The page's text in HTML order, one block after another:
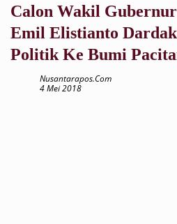
Calon Wakil
Emil Elistianto
Politik Ke Bumi
Nusantarapos.com
4 Mei 2018